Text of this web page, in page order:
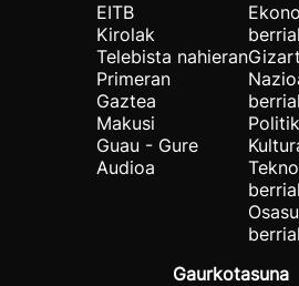
EITB
Kirolak
Telebista nahieran
Primeran
Gaztea
Makusi
Guau - Gure
Audioa
Gaurkotasuna